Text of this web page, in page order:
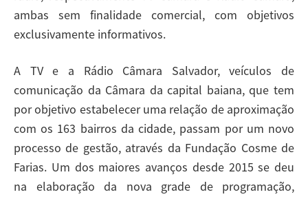
ambas sem finalidade comercial, com objetivos
exclusivamente informativos.
A TV e a Rádio Câmara Salvador, veículos de
comunicação da Câmara da capital baiana, que tem
por objetivo estabelecer uma relação de aproximação
com os 163 bairros da cidade, passam por um novo
processo de gestão, através da Fundação Cosme de
Farias. Um dos maiores avanços desde 2015 se deu
na elaboração da nova grade de programação,